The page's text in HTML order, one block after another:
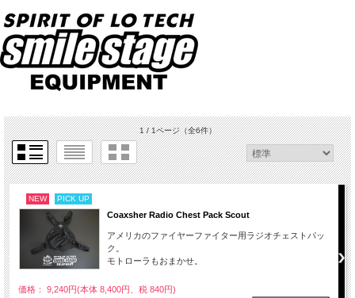
1 / 1ページ（全6件）
NEW PICK UP
Coaxsher Radio Chest Pack Scout
アメリカのファイヤーファイター用ラジオチェストパッ
ク。
モトローラもおまかせ。
価格： 9,240円(本体 8,400円、税 840円)